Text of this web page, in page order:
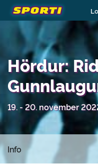
Hördur:
19. - 20. november
Info